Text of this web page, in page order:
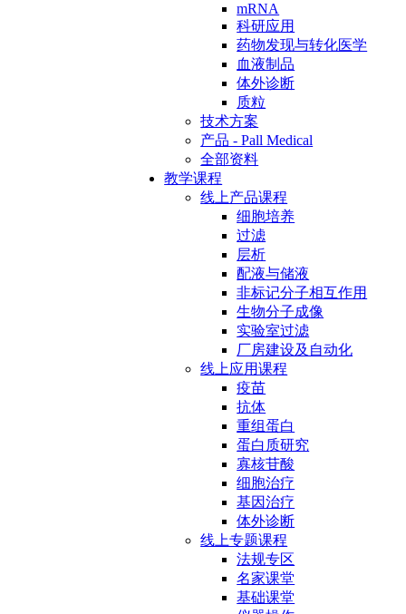
mRNA
科研应用
药物发现与转化医学
血液制品
体外诊断
质粒
技术方案
产品 - Pall Medical
全部资料
教学课程
线上产品课程
细胞培养
过滤
层析
配液与储液
非标记分子相互作用
生物分子成像
实验室过滤
厂房建设及自动化
线上应用课程
疫苗
抗体
重组蛋白
蛋白质研究
寡核苷酸
细胞治疗
基因治疗
体外诊断
线上专题课程
法规专区
名家课堂
基础课堂